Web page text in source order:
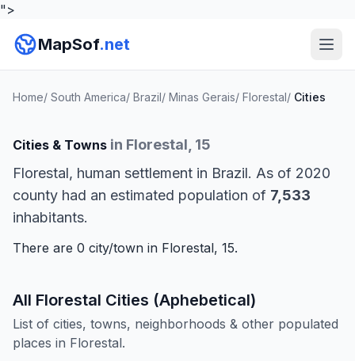
">
MapSof.net
Home/ South America/ Brazil/ Minas Gerais/ Florestal/ Cities
Cities & Towns in Florestal, 15
Florestal, human settlement in Brazil. As of 2020
county had an estimated population of 7,533
inhabitants.
There are 0 city/town in Florestal, 15.
All Florestal Cities (Aphebetical)
List of cities, towns, neighborhoods & other populated
places in Florestal.